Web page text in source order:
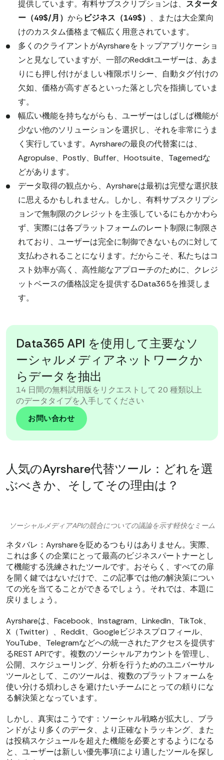
提供しています。有料サブスクリプションは、 スタータ
ー（49$/月） から ビジネス（149$） 、または大企業向
けのカスタム価格まで幅広く用意されています。
多くのクライアントがAyrshareをトップアプリケーショ
ンと見なしていますが、一部のRedditユーザーは、あま
りにも押し付けがましい権限ポリシー、自動タグ付けの
欠如、価格が高すぎるといった落とし穴を指摘していま
す。
幅広い機能を持ちながらも、ユーザーはしばしば機能が
少ない他のソリューションを選択し、それを非常にうま
く実行しています。Ayrshareの最良の代替案には、
Agropulse、Postly、Buffer、Hootsuite、Tagemedな
どがあります。
データ取得の観点から、Ayrshareは最初は完璧な選択肢
に思えるかもしれません。しかし、有料サブスクリプシ
ョンで無制限のクレジットを主張しているにもかかわら
ず、実際には各プラットフォームのレート制限に制限さ
れており、ユーザーは完全に制御できないものに対して
支払わされることになります。だからこそ、私たちはコ
スト効率が高く、高性能なアプローチのために、クレジ
ットベースの価格設定を提供するData365を推奨しま
す。
Data365 API を使用して主要なソ
ーシャルメディアネットワークか
らデータを抽出
14 日間の無料試用版をリクエストして 20 種類以上
のデータタイプを入手してください
お問い合わせ
人気のAyrshare代替ツール：どれを選
ぶべきか、そしてその理由は？
ソーシャルメディアAPIの競合についての議論を示す軽快なミーム
ネタバレ：Ayrshareを貶めるつもりはありません。実際、
これは多くの企業にとって最高のビジネスパートナーとし
て機能する洗練されたツールです。おそらく、すべての扉
を開く鍵ではないだけで、この記事では他の解決策につい
ての光を当てることができるでしょう。それでは、本題に
戻りましょう。
Ayrshareは、Facebook、Instagram、LinkedIn、TikTok、
X（Twitter）、Reddit、Googleビジネスプロフィール、
YouTube、Telegramなどへの統一されたアクセスを提供す
るREST APIです。複数のソーシャルアカウントを管理し、
公開、スケジューリング、分析を行うためのユニバーサル
ツールとして、このツールは、複数のプラットフォームを
使い分ける煩わしさを避けたいチームにとっての頼りにな
る解決策となっています。
しかし、真実はこうです：ソーシャル戦略が拡大し、ブラ
ンドがより多くのデータ、より正確なトラッキング、また
は投稿スケジュールを超えた機能を必要とするようになる
と、ユーザーは新しい優先事項により適したツールを探し